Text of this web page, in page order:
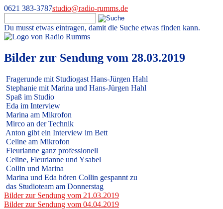
0621 383-3787studio@radio-rumms.de
Du musst etwas eintragen, damit die Suche etwas finden kann.
Skip
content
Radio RUMMS
Radio RUMMS ist ein Radioprojekt mit und für kranke Kinder und
Jugendliche in der Universitätsmedizin Mannheim.
Bilder zur Sendung vom 28.03.2019
Fragerunde mit Studiogast Hans-Jürgen Hahl
Stephanie mit Marina und Hans-Jürgen Hahl
Spaß im Studio
Eda im Interview
Marina am Mikrofon
Mirco an der Technik
Anton gibt ein Interview im Bett
Celine am Mikrofon
Fleurianne ganz professionell
Celine, Fleurianne und Ysabel
Collin und Marina
Marina und Eda hören Collin gespannt zu
das Studioteam am Donnerstag
Beitragsnavigation
Bilder zur Sendung vom 21.03.2019
Bilder zur Sendung vom 04.04.2019